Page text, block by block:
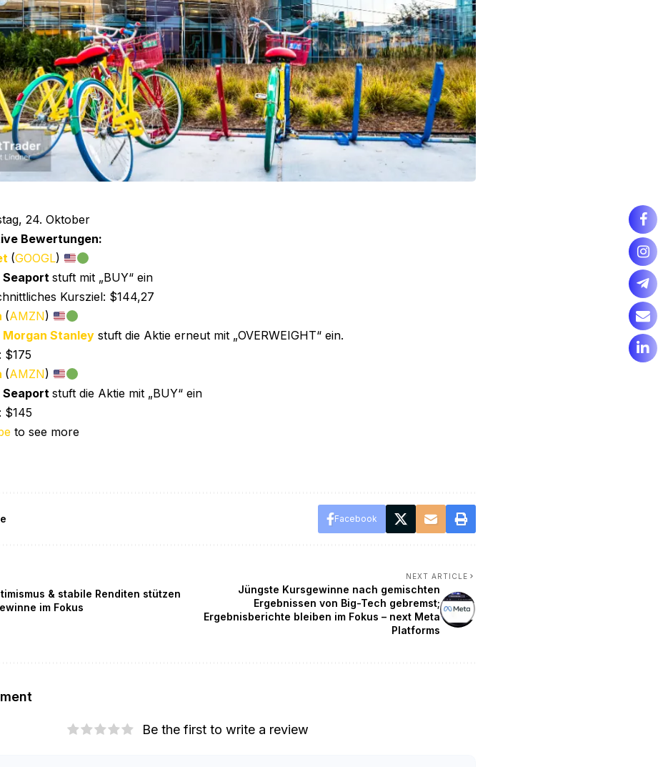
24. Oktober
Bewertungen:
(GOOGL)
Seaport stuft mit „BUY“ ein
Kursziel: $144,27
(AMZN)
Morgan Stanleystuft die Aktie erneut mit „OVERWEIGHT“ ein.
$175
(AMZN)
Seaport stuft die Aktie mit „BUY“ ein
$145
to see more
Facebook
& stabile Renditen stützen
im Fokus
NEXT ARTICLE
Jüngste Kursgewinne nach gemischten
Ergebnissen von Big-Tech gebremst;
Ergebnisberichte bleiben im Fokus – next Meta
Platforms
Be the first to write a review